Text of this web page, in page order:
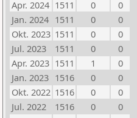
Apr. 2024 1511 0
0
Jan. 2024 1511 0
0
Okt. 2023 1511 0
0
Jul. 2023
1511 0
0
Apr. 2023 1511 1
0
Jan. 2023 1516 0
0
Okt. 2022 1516 0
0
Jul. 2022
1516 0
0